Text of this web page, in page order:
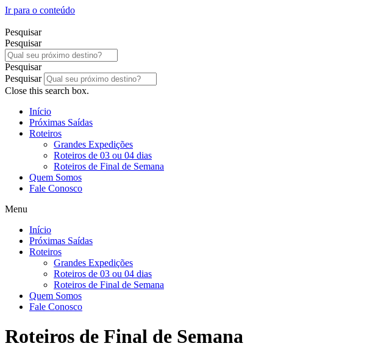
Ir para o conteúdo
Pesquisar
Pesquisar
Pesquisar
Pesquisar
Close this search box.
Início
Próximas Saídas
Roteiros
Grandes Expedições
Roteiros de 03 ou 04 dias
Roteiros de Final de Semana
Quem Somos
Fale Conosco
Menu
Início
Próximas Saídas
Roteiros
Grandes Expedições
Roteiros de 03 ou 04 dias
Roteiros de Final de Semana
Quem Somos
Fale Conosco
Roteiros de Final de Semana